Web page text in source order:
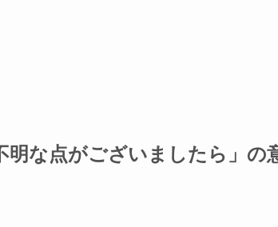
明な点がございましたら」の